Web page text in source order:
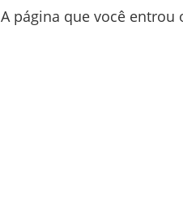
A página que você